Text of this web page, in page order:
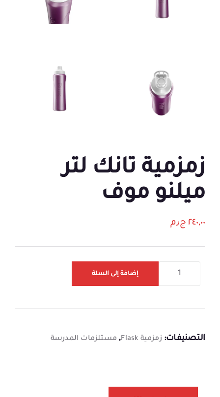
زمزمية تانك لتر
ميلنو موف
٢٤٠,٠٠ ج٫م
إضافة إلى السلة
التصنيفات: زمزمية Flask , مستلزمات المدرسة